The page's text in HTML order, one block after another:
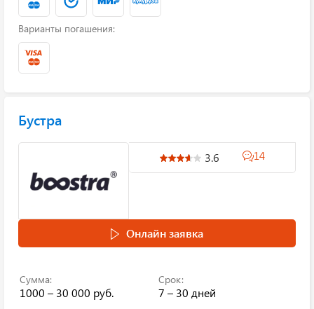
Варианты погашения:
Бустра
3.6 14
Онлайн заявка
Сумма:
1000 – 30 000 руб.
Срок:
7 – 30 дней